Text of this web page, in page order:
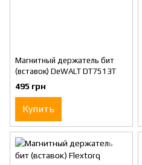
Магнитный держатель бит
(вставок) DeWALT DT7513T
495 грн
Купить